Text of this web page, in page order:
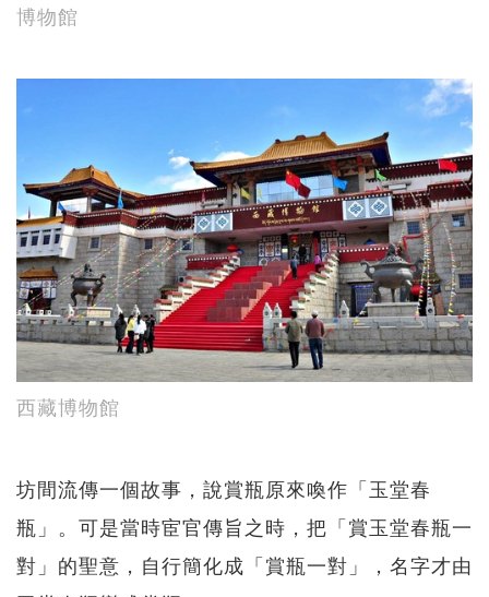
博物館
西藏博物館
坊間流傳一個故事，說賞瓶原來喚作「玉堂春
瓶」。可是當時宦官傳旨之時，把「賞玉堂春瓶一
對」的聖意，自行簡化成「賞瓶一對」，名字才由